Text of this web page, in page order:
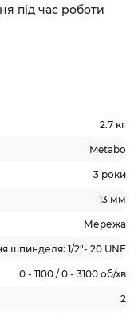
під час роботи
2.7 кг
Metabo
3 роки
13 мм
Мережа
шпинделя: 1/2"- 20 UNF
0 - 1100 / 0 - 3100 об/хв
2